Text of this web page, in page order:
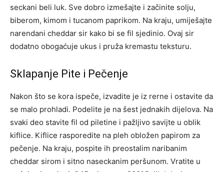
seckani beli luk. Sve dobro izmešajte i začinite solju,
biberom, kimom i tucanom paprikom. Na kraju, umiješajte
narendani cheddar sir kako bi se fil sjedinio. Ovaj sir
dodatno obogaćuje ukus i pruža kremastu teksturu.
Sklapanje Pite i Pečenje
Nakon što se kora ispeče, izvadite je iz rerne i ostavite da
se malo prohladi. Podelite je na šest jednakih dijelova. Na
svaki deo stavite fil od piletine i pažljivo savijte u oblik
kiflice. Kiflice rasporedite na pleh obložen papirom za
pečenje. Na kraju, pospite ih preostalim naribanim
cheddar sirom i sitno naseckanim peršunom. Vratite u